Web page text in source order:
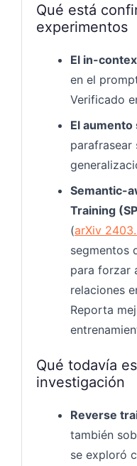
Qué está
experimentos
El in-
en el
Verificado
El aumento
parafrasear
Semantic-
Training
(arXiv
segmentos
para forzar
relaciones
Reporta
Qué todavía
investigación
Reverse
también
se exploró